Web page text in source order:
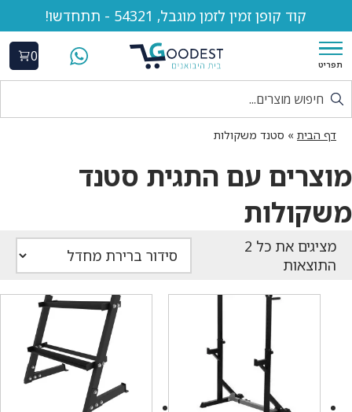
קוד קופן זמין לזמן מוגבל, 54321 - תתחדשו!
תפריט
0
דף הבית » סטנד משקולות
מוצרים עם התגית סטנד
משקולות
התוצאות